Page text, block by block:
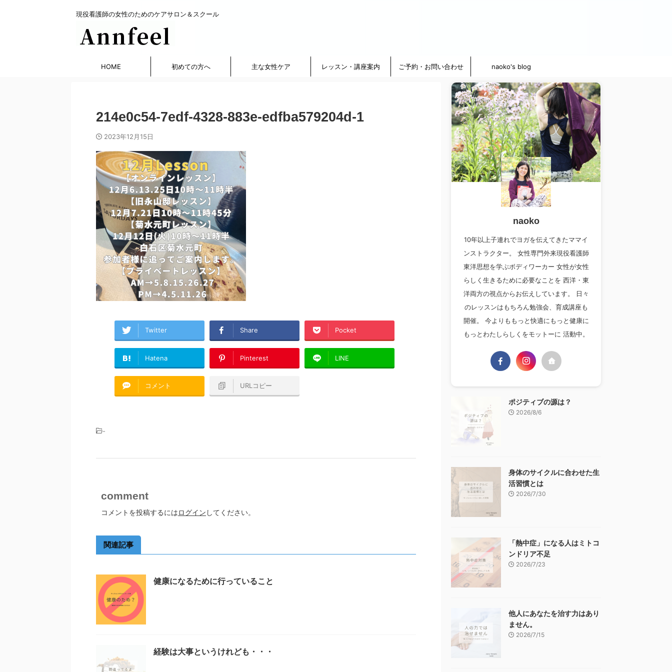
現役看護師の女性のためのケアサロン＆スクール
HOME 初めての方へ 主な女性ケア レッスン・講座案内 ご予約・お問い合わせ naoko's blog
214e0c54-7edf-4328-883e-edfba579204d-1
2023年12月15日
Twitter Share Pocket
Hatena Pinterest LINE
コメント URLコピー
-
comment
コメントを投稿するにはログイン してください。
関連記事
健康になるために行っていること
経験は大事というけれども・・・
naoko
10年以上子連れでヨガを伝えてきたママイ
ンストラクター。 女性専門外来現役看護師
東洋思想を学ぶボディワーカー 女性が女性
らしく生きるために必要なことを 西洋・東
洋両方の視点からお伝えしています。 日々
のレッスンはもちろん勉強会、育成講座も
開催。 今よりももっと快適にもっと健康に
もっとわたしらしくをモットーに 活動中。
ポジティブの源は？
2026/8/6
身体のサイクルに合わせた生
活習慣とは
2026/7/30
「熱中症」になる人はミトコ
ンドリア不足
2026/7/23
他人にあなたを治す力はあり
ません。
2026/7/15